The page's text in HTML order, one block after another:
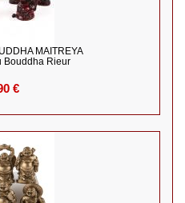
MAITREYA
Bouddha Rieur
€